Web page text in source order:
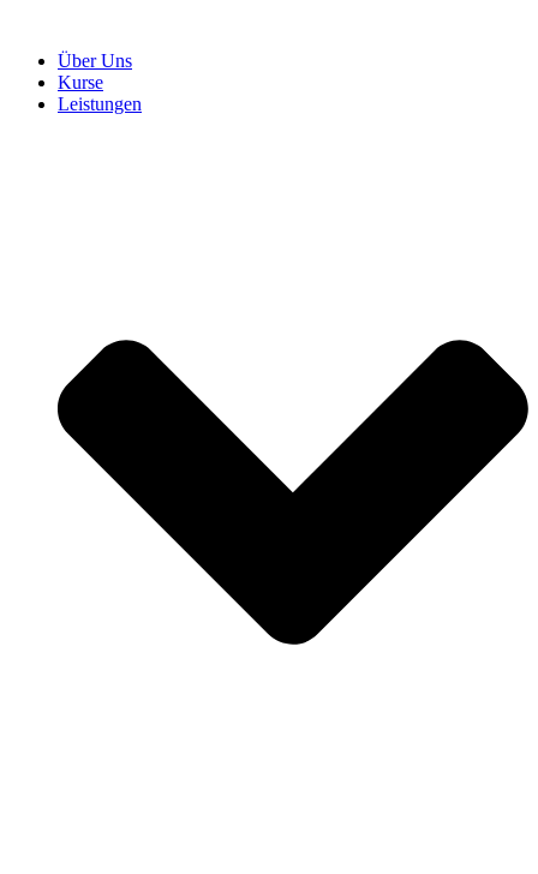
Über Uns
Kurse
Leistungen